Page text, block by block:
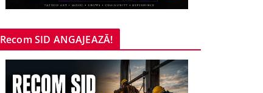
Recom SID ANGAJEAZĂ!